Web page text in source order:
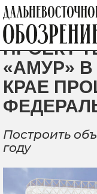
ПРОЕКТ
«АМУР»
КРАЕ
Построить
году